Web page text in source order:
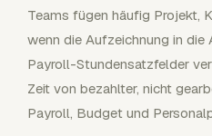
Teams fügen häufig Projekt,
wenn die Aufzeichnung in
Payroll-Stundensatzfelder
Zeit von bezahlter, nicht
Payroll, Budget und